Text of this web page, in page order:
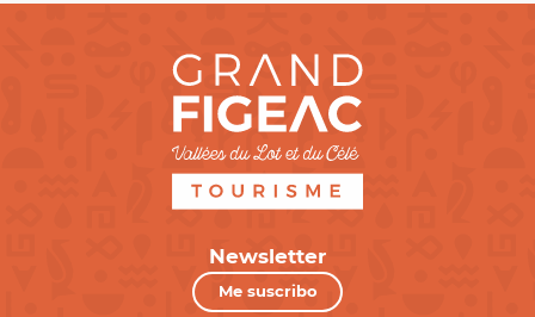
Newsletter
Me suscribo